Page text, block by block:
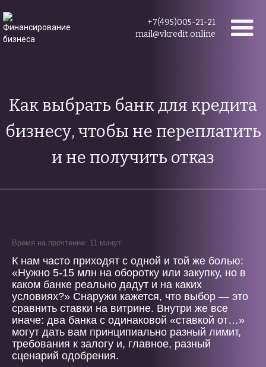
+7(495)005-21-21
mail@vkredit.online
Как выбрать банк для кредита
бизнесу, чтобы не переплатить
и не получить отказ
Время на прочтение: 11 минут
К нам часто приходят с одной и той же болью:
«Нужно 5-15 млн на оборотку или закупку, но в
каком банке реально дадут и на каких
условиях?» Снаружи кажется, что выбор — это
сравнить ставки на витрине. Внутри же все
иначе: два банка с одинаковой «ставкой от…»
могут дать вам принципиально разный лимит,
требования к залогу и, главное, разный
сценарий одобрения.